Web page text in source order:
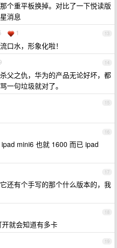
个重平板换掉。对比了一下悦读版
消息
13
1
口水，形象化啦！
14
父之仇，华为的产品无论好坏，都
一句垃圾就对了。
15
16
mini6 也就 1600 而已 ipad
17
还有个手写的那个什么版本的，我
18
就会知道有多卡
19